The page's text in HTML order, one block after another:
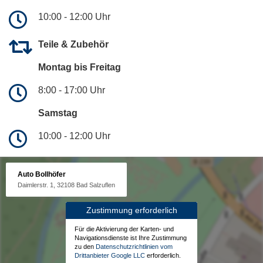
10:00 - 12:00 Uhr
Teile & Zubehör
Montag bis Freitag
8:00 - 17:00 Uhr
Samstag
10:00 - 12:00 Uhr
Auto Bollhöfer
Daimlerstr. 1, 32108 Bad Salzuflen
Zustimmung erforderlich
Für die Aktivierung der Karten- und
Navigationsdienste ist Ihre Zustimmung
zu den Datenschutzrichtlinien vom
Drittanbieter Google LLC erforderlich.